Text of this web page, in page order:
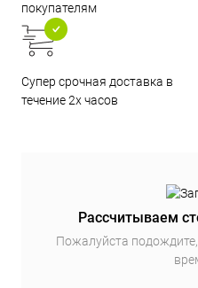
покупателям
Супер срочная доставка в
течение 2х часов
Рассчитываем
Пожалуйста